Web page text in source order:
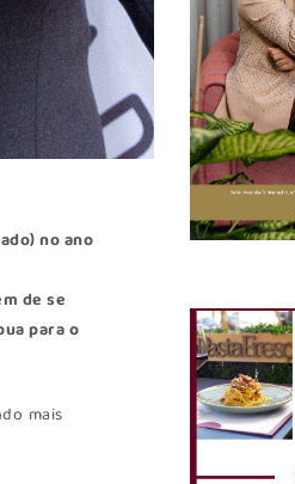
no ano
de se
para o
mais